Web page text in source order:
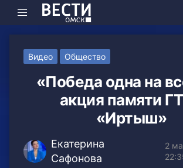
Видео Общество
«Победа одна на
акция памяти
«Иртыш»
Екатерина
Сафонова
2